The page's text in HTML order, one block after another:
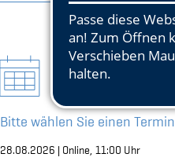
Bitte wählen Sie einen Termin
28.08.2026 | Online, 11:00 Uhr